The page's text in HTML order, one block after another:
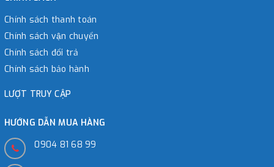
Chính sách thanh toán
Chính sách vận chuyển
Chính sách đổi trả
Chính sách bảo hành
LƯỢT TRUY CẬP
HƯỚNG DẪN MUA HÀNG
0904 81 68 99